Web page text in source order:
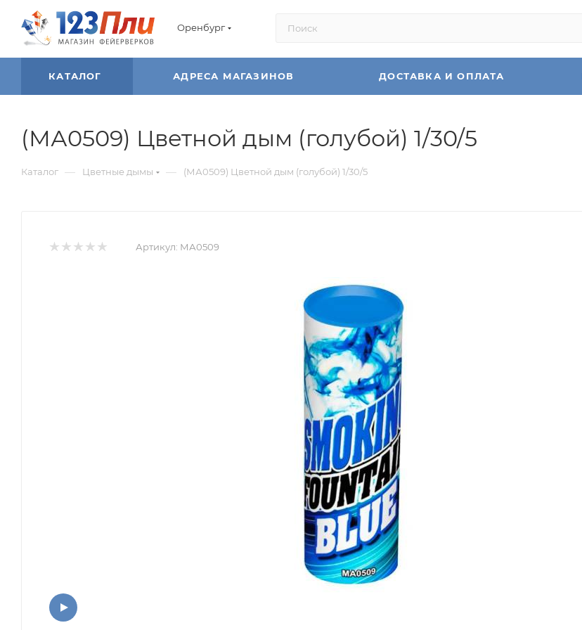
Оренбург
КАТАЛОГ АДРЕСА МАГАЗИНОВ ДОСТАВКА И ОПЛАТА
(МА0509) Цветной дым (голубой) 1/30/5
Каталог — Цветные дымы — (МА0509) Цветной дым (голубой) 1/30/5
Артикул: МА0509